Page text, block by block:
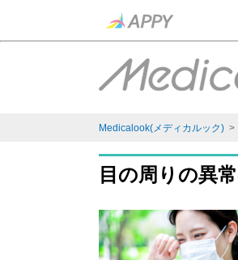
Medicalook(メディカルック) >
目の周りの異